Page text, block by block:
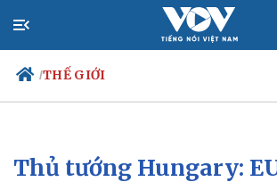
/THẾ GIỚI
Chính trị
Xã hội
Thủ tướng Hungary: